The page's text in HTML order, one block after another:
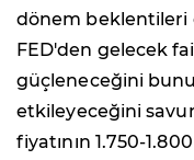
dönem beklentileri
FED'den gelecek
güçleneceğini
etkileyeceğini
fiyatının 1.750-